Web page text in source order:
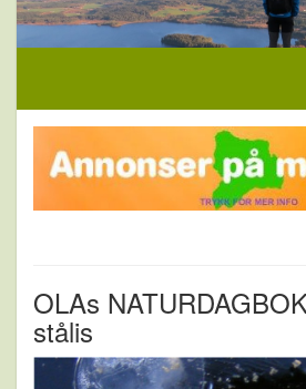
OLAs
stålis